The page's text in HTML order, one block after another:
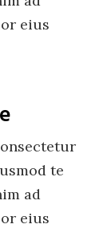
eius
te
ad
eius